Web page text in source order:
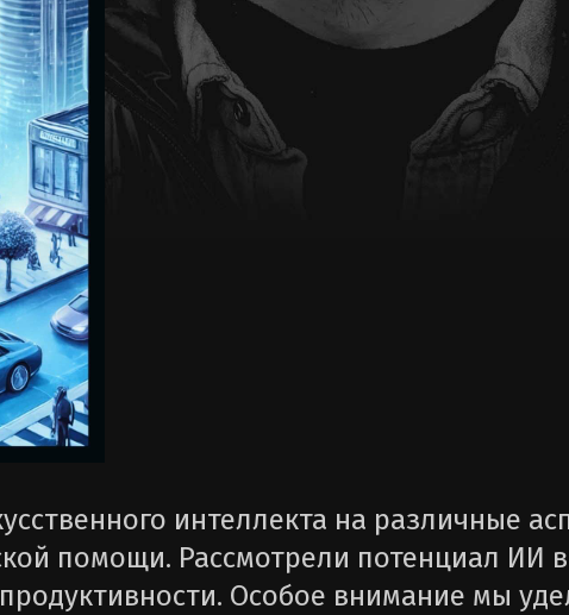
интеллекта на различные
помощи. Рассмотрели потенциал ИИ в
Особое внимание мы